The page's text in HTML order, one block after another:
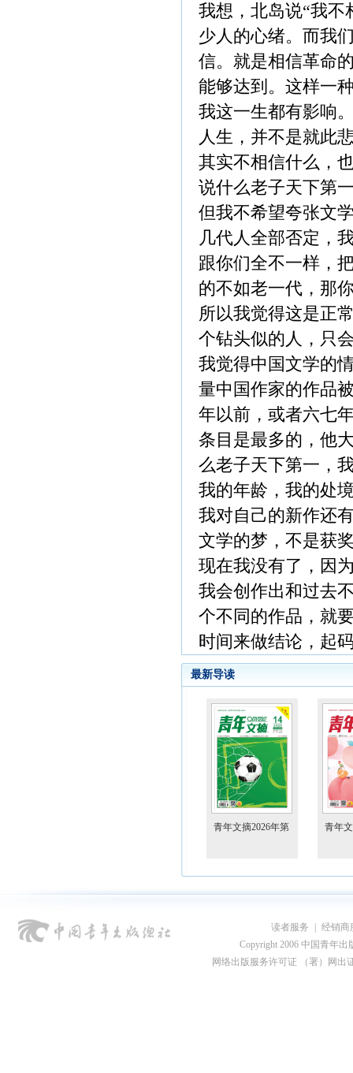
我想，北岛说“我不
少人的心绪。而我
信。就是相信革命
能够达到。这样一
我这一生都有影响
人生，并不是就此
其实不相信什么，
说什么老子天下第
但我不希望夸张文
几代人全部否定，
跟你们全不一样，
的不如老一代，那
所以我觉得这是正
个钻头似的人，只
我觉得中国文学的
量中国作家的作品
年以前，或者六七
条目是最多的，他
么老子天下第一，
我的年龄，我的处
我对自己的新作还
文学的梦，不是获
现在我没有了，因
我会创作出和过去
个不同的作品，就
时间来做结论，起
最新导读
青年文摘2026年第
青年
读者服务
经销商
Copyright 2006 中国青年出
网络出版服务许可证 （署）网出